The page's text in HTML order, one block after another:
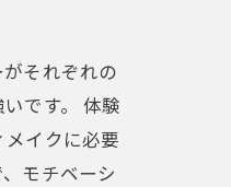
それぞれの
です。 体験
イクに必要
モチベーシ